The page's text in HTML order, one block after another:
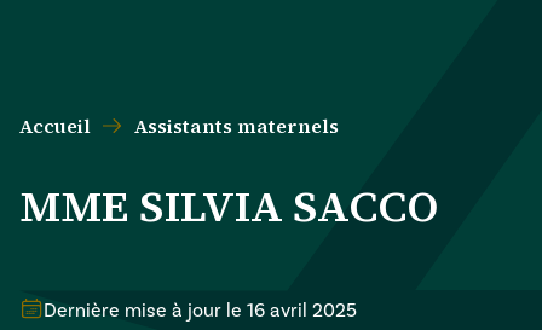
Accueil Assistants maternels
MME SILVIA SACCO
Dernière mise à jour le 16 avril 2025